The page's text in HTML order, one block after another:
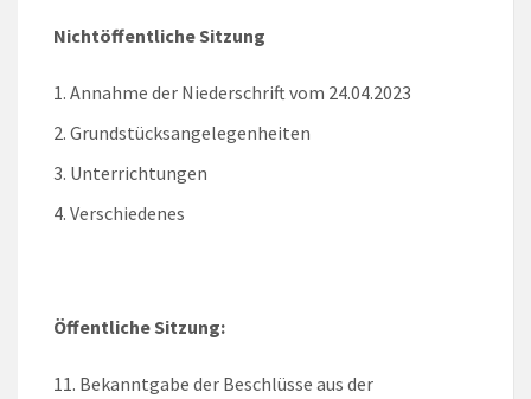
Nichtöffentliche Sitzung
Annahme der Niederschrift vom 24.04.2023
Grundstücksangelegenheiten
Unterrichtungen
Verschiedenes
Öffentliche Sitzung:
Bekanntgabe der Beschlüsse aus der